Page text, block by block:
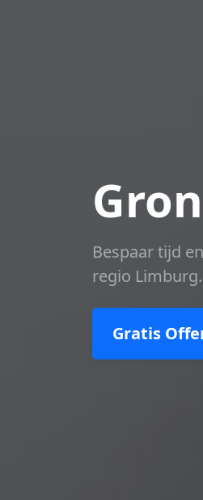
Bespaar tijd
regio Limburg.
Gratis